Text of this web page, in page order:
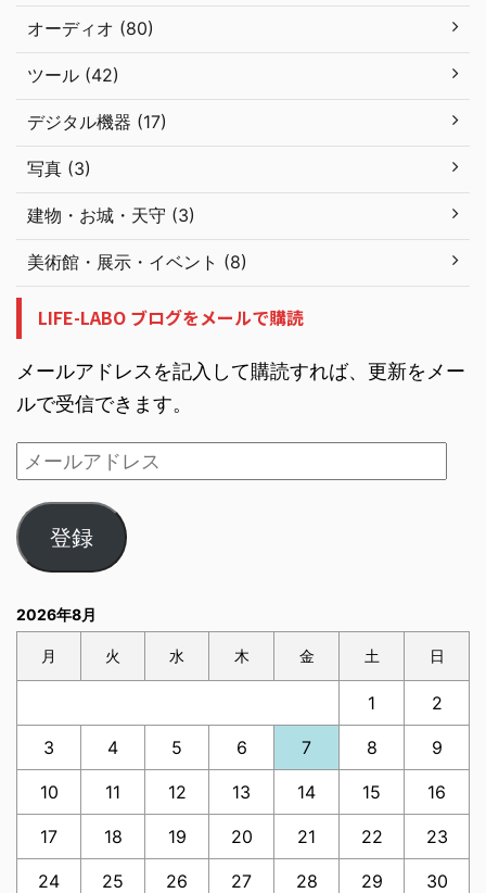
オーディオ (80)
ツール (42)
デジタル機器 (17)
写真 (3)
建物・お城・天守 (3)
美術館・展示・イベント (8)
LIFE-LABO ブログをメールで購読
メールアドレスを記入して購読すれば、更新をメー
ルで受信できます。
登録
2026年8月
月 火 水 木 金 土 日
1 2
3 4 5 6 7 8 9
10 11 12 13 14 15 16
17 18 19 20 21 22 23
24 25 26 27 28 29 30